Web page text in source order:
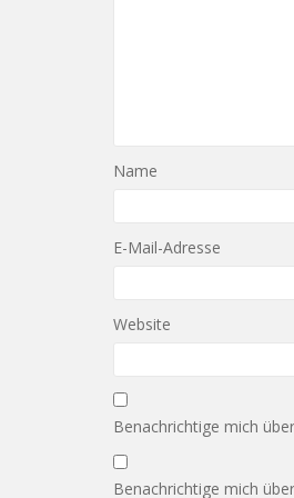
Name
E-Mail-Adresse
Website
Benachrichtige mich
Benachrichtige mich